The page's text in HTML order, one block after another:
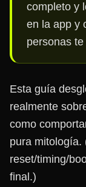
completo y
en la app y
personas
Esta guía
realmente
como
pura mitología.
reset/timing/
final.)